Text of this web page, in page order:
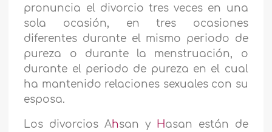
pronuncia el divorcio tres veces en una
sola ocasión, en tres ocasiones
diferentes durante el mismo periodo de
pureza o durante la menstruación, o
durante el periodo de pureza en el cual
ha mantenido relaciones sexuales con su
esposa.
Los divorcios Ahsan y Hasan están de